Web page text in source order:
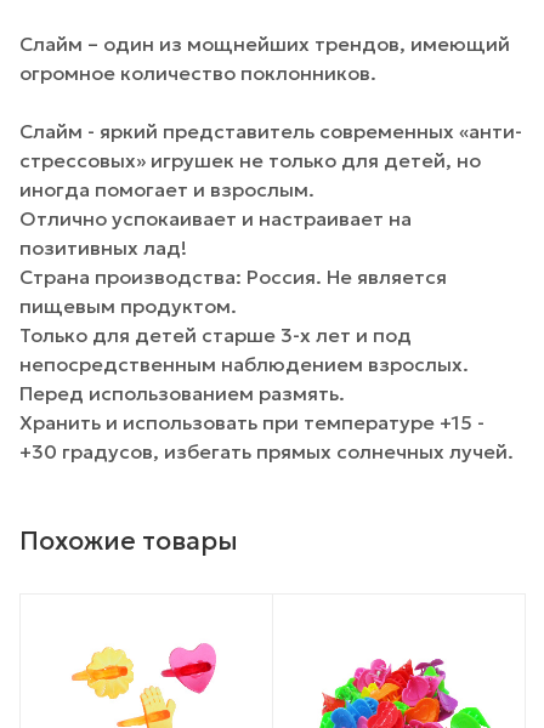
Слайм – один из мощнейших трендов, имеющий
огромное количество поклонников.
Слайм - яркий представитель современных «анти-
стрессовых» игрушек не только для детей, но
иногда помогает и взрослым.
Отлично успокаивает и настраивает на
позитивных лад!
Страна производства: Россия. Не является
пищевым продуктом.
Только для детей старше 3-х лет и под
непосредственным наблюдением взрослых.
Перед использованием размять.
Хранить и использовать при температуре +15 -
+30 градусов, избегать прямых солнечных лучей.
Похожие товары